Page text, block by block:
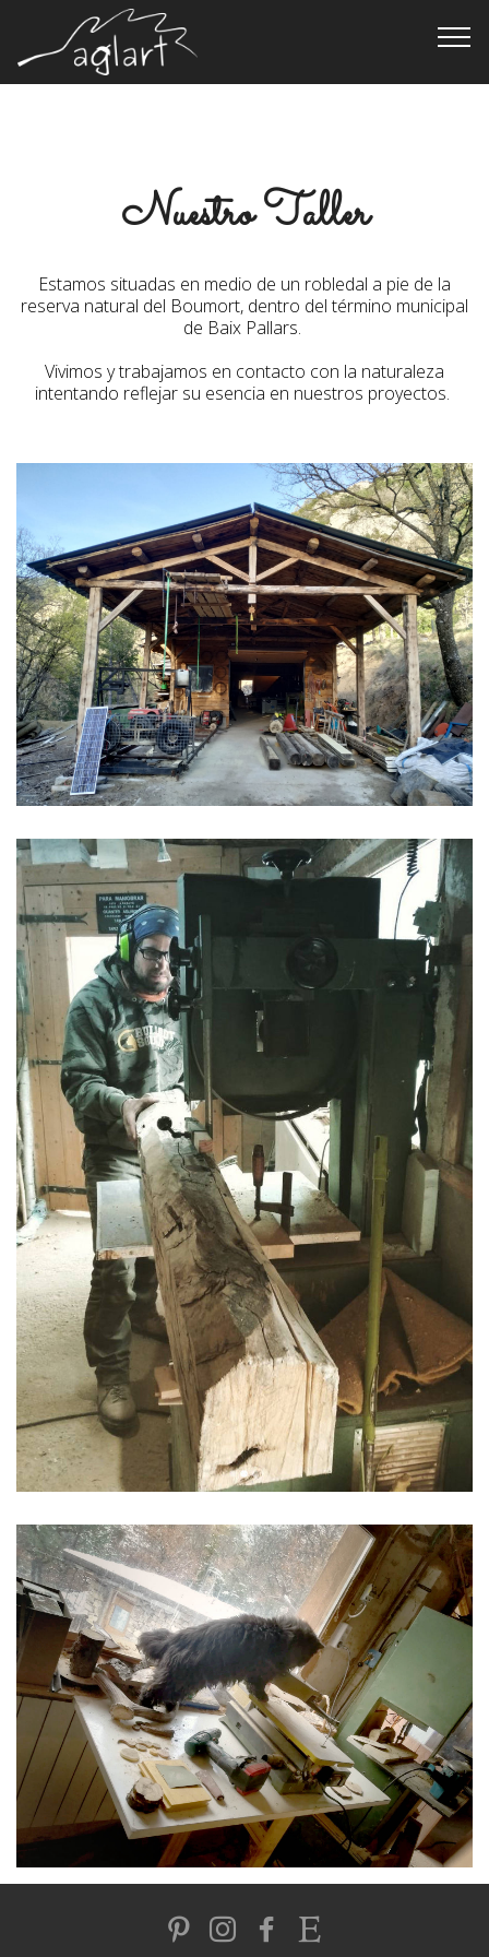
Fusteria sostenible del Pallars Sobirà pròxima a les
persones
Nuestro Taller
Estamos situadas en medio de un robledal a pie de la
reserva natural del Boumort, dentro del término municipal
de Baix Pallars.
Vivimos y trabajamos en contacto con la naturaleza
intentando reflejar su esencia en nuestros proyectos.